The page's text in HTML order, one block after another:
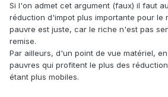
Si l'on admet cet argument (faux) il faut
réduction d'impot plus importante pour le
pauvre est juste, car le riche n'est pas
remise.
Par ailleurs, d'un point de vue matériel,
pauvres qui profitent le plus des
étant plus mobiles.